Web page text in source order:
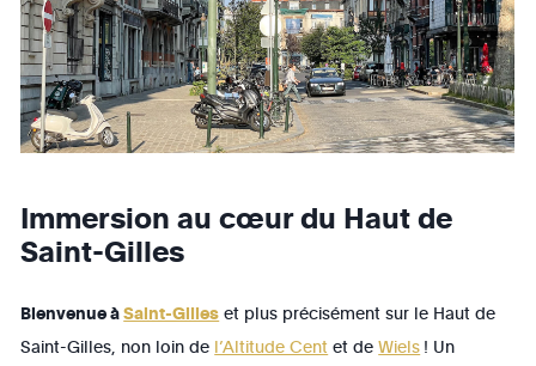
Immersion au cœur du Haut de
Saint-Gilles
Bienvenue àSaint-Gilles et plus précisément sur le Haut de
Saint-Gilles, non loin de l’Altitude Cent et deWiels ! Un